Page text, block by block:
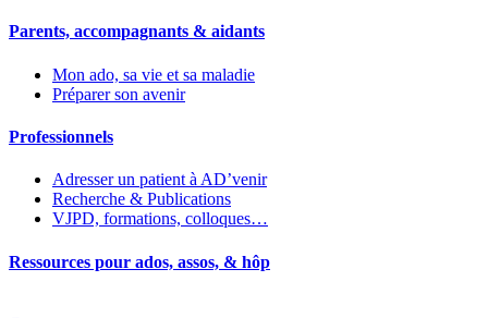
Parents, accompagnants & aidants
Mon ado, sa vie et sa maladie
Préparer son avenir
Professionnels
Adresser un patient à AD’venir
Recherche & Publications
VJPD, formations, colloques…
Ressources pour ados, assos, & hôp